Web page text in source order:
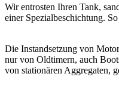
Wir entrosten Ihren Tank,
einer Spezialbeschichtung.
Die Instandsetzung von
nur von Oldtimern, auch
von stationären Aggregaten,